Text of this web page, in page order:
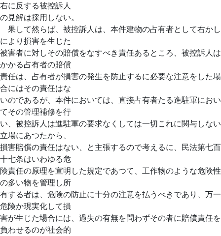
右に反する被控訴人
の見解は採用しない。
果して然らば、被控訴人は、本件建物の占有者として右かし
により損害を生じた
被害者に対しその賠償をなすべき責任あるところ、被控訴人は
かかる占有者の賠償
責任は、占有者が損害の発生を防止するに必要な注意をした場
合にはその責任はな
いのであるが、本件においては、直接占有者たる進駐軍におい
てその管理補修を行
い、被控訴人は進駐軍の要求なくしては一切これに関与しない
立場にあつたから、
損害賠償の責任はない、と主張するので考えるに、民法第七百
十七条はいわゆる危
険責任の原理を宣明した規定であつて、工作物のような危険性
の多い物を管理し所
有する者は、危険の防止に十分の注意を払うべきであり、万一
危険か現実化して損
害が生じた場合には、過失の有無を問わずその者に賠償責任を
負わせるのが社会的